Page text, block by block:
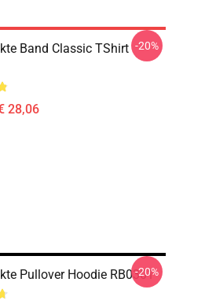
Band Classic TShirt
28,06
-20%
Pullover Hoodie RB0301
-20%